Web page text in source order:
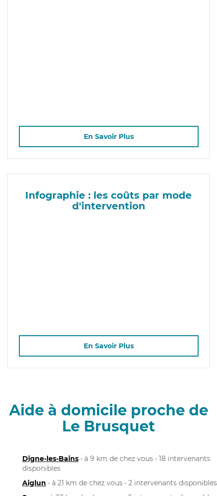
En Savoir Plus
Infographie : les coûts par mode
d'intervention
En Savoir Plus
Aide à domicile proche de
Le Brusquet
Digne-les-Bains • à 9 km de chez vous • 18 intervenants
disponibles
Aiglun • à 21 km de chez vous • 2 intervenants disponibles